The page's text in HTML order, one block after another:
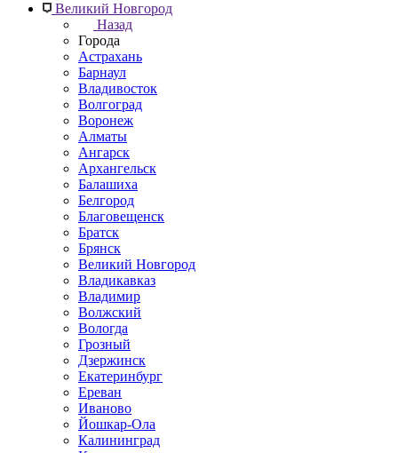
Великий Новгород
Назад
Города
Астрахань
Барнаул
Владивосток
Волгоград
Воронеж
Алматы
Ангарск
Архангельск
Балашиха
Белгород
Благовещенск
Братск
Брянск
Великий Новгород
Владикавказ
Владимир
Волжский
Вологда
Грозный
Дзержинск
Екатеринбург
Ереван
Иваново
Йошкар-Ола
Калининград